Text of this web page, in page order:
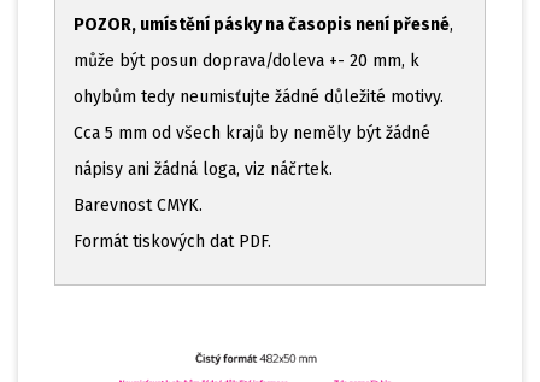
POZOR, umístění pásky na časopis není přesné,
může být posun doprava/doleva +- 20 mm, k
ohybům tedy neumisťujte žádné důležité motivy.
Cca 5 mm od všech krajů by neměly být žádné
nápisy ani žádná loga, viz náčrtek.
Barevnost CMYK.
Formát tiskových dat PDF.